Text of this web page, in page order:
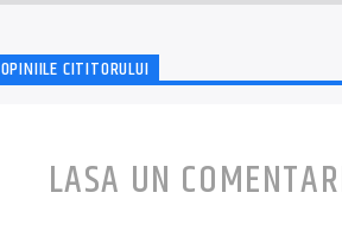
OPINIILE CITITORULUI
LASA UN